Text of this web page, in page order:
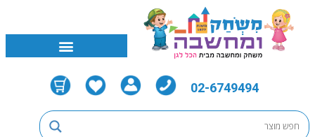
02-6749494